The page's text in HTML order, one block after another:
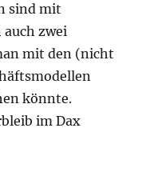
sind mit
auch zwei
mit den (nicht
könnte.
im Dax